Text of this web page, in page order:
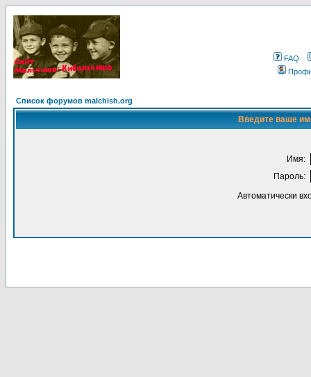
FAQ
Список форумов malchish.org
Введите ваше
Имя:
Пароль:
Автоматически